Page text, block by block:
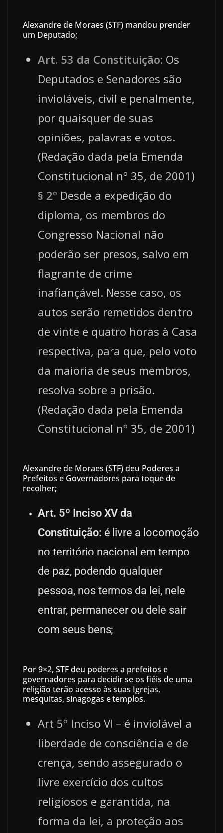
Alexandre de Moraes (STF) mandou prender
um Deputado;
Art. 53 da Constituição: Os
Deputados e Senadores são
invioláveis, civil e penalmente,
por quaisquer de suas
opiniões, palavras e votos.
(Redação dada pela Emenda
Constitucional nº 35, de 2001)
§ 2º Desde a expedição do
diploma, os membros do
Congresso Nacional não
poderão ser presos, salvo em
flagrante de crime
inafiançável. Nesse caso, os
autos serão remetidos dentro
de vinte e quatro horas à Casa
respectiva, para que, pelo voto
da maioria de seus membros,
resolva sobre a prisão.
(Redação dada pela Emenda
Constitucional nº 35, de 2001)
Alexandre de Moraes (STF) deu Poderes a
Prefeitos e Governadores para toque de
recolher;
Art. 5º Inciso XV da
Constituição: é livre a locomoção
no território nacional em tempo
de paz, podendo qualquer
pessoa, nos termos da lei, nele
entrar, permanecer ou dele sair
com seus bens;
Por 9×2, STF deu poderes a prefeitos e
governadores para decidir se os fiéis de uma
religião terão acesso às suas Igrejas,
mesquitas, sinagogas e templos.
Art 5º Inciso VI – é inviolável a
liberdade de consciência e de
crença, sendo assegurado o
livre exercício dos cultos
religiosos e garantida, na
forma da lei, a proteção aos